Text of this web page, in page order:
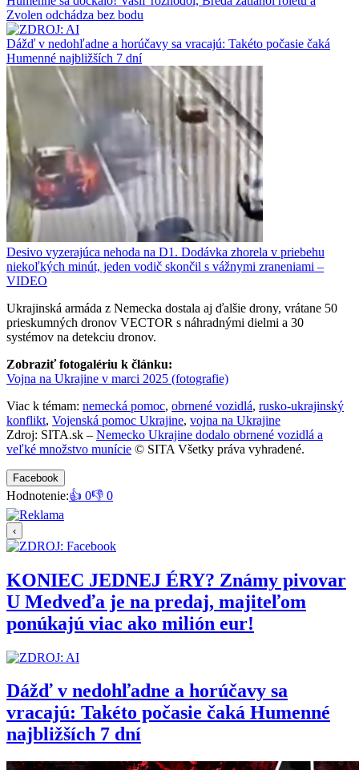
Zvolen odchádza bez bodu
Dážď v nedohľadne a horúčavy sa vracajú: Takéto počasie čaká
Humenné najbližších 7 dní
Desivo vyzerajúca nehoda na D1. Dodávka zhorela v priebehu
niekoľkých minút, jeden vodič skončil s vážnymi zraneniami –
VIDEO
Ukrajinská armáda z Nemecka dostala aj ďalšie drony, vrátane 50
prieskumných dronov VECTOR s náhradnými dielmi a 30
systémov na detekciu dronov.
Zobraziť fotogalériu k článku:
Vojna na Ukrajine v marci 2025 (fotografie)
Viac k témam: nemecká pomoc, obrnené vozidlá, rusko-ukrajinský
konflikt, Vojenská pomoc Ukrajine, vojna na Ukrajine
Zdroj: SITA.sk – Nemecko Ukrajine dodalo obrnené vozidlá a
veľké množstvo munície © SITA Všetky práva vyhradené.
Facebook
Hodnotenie:👍 0👎 0
‹
KONIEC JEDNEJ ÉRY? Známy pivovar
U Medveďa je na predaj, majiteľom
ponúkajú viac ako milión eur!
Dážď v nedohľadne a horúčavy sa
vracajú: Takéto počasie čaká Humenné
najbližších 7 dní